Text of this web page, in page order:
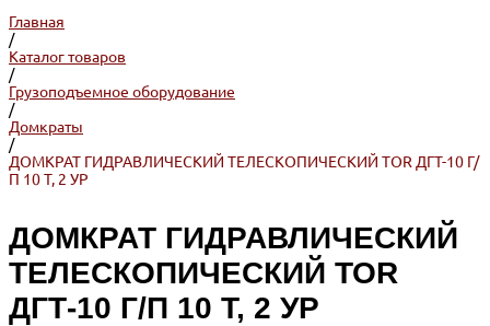
Главная
/
Каталог товаров
/
Грузоподъемное оборудование
/
Домкраты
/
ДОМКРАТ ГИДРАВЛИЧЕСКИЙ ТЕЛЕСКОПИЧЕСКИЙ TOR ДГТ-10 Г/
П 10 Т, 2 УР
ДОМКРАТ ГИДРАВЛИЧЕСКИЙ
ТЕЛЕСКОПИЧЕСКИЙ TOR
ДГТ-10 Г/П 10 Т, 2 УР